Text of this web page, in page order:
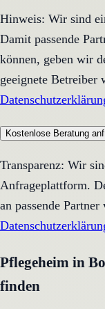
Hinweis: Wir sind
Damit passende
können, geben wir
geeignete Betreiber
Kostenlose Beratung
Transparenz: Wir
Anfrageplattform.
an passende
Pflegeheim in
finden